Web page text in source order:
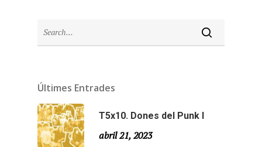
Últimes Entrades
T5x10. Dones del Punk I
abril 21, 2023
Temporada 4